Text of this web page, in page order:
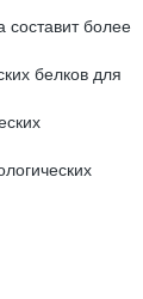
более
белков для